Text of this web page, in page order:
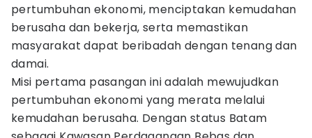
pertumbuhan ekonomi, menciptakan kemudahan
berusaha dan bekerja, serta memastikan
masyarakat dapat beribadah dengan tenang dan
damai.
Misi pertama pasangan ini adalah mewujudkan
pertumbuhan ekonomi yang merata melalui
kemudahan berusaha. Dengan status Batam